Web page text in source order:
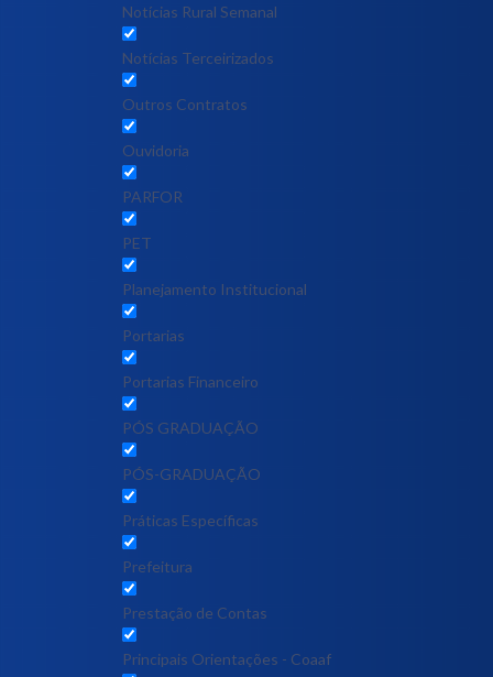
Notícias Rural Semanal
Notícias Terceirizados
Outros Contratos
Ouvidoria
PARFOR
PET
Planejamento Institucional
Portarias
Portarias Financeiro
PÓS GRADUAÇÃO
PÓS-GRADUAÇÃO
Práticas Específicas
Prefeitura
Prestação de Contas
Principais Orientações - Coaaf